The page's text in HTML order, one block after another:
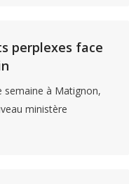
perplexes face
semaine à Matignon,
ministère